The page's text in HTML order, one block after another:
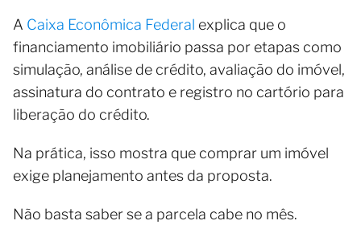
A Caixa Econômica Federal explica que o
financiamento imobiliário passa por etapas como
simulação, análise de crédito, avaliação do imóvel,
assinatura do contrato e registro no cartório para
liberação do crédito.
Na prática, isso mostra que comprar um imóvel
exige planejamento antes da proposta.
Não basta saber se a parcela cabe no mês.